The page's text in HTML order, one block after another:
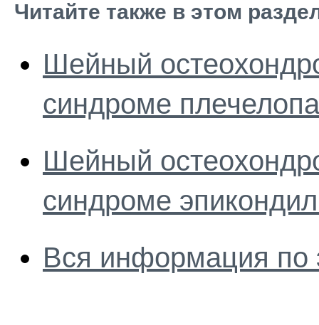
Читайте также в этом
Шейный
синдроме
Шейный
синдроме
Вся информация по